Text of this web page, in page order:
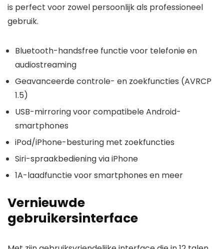
is perfect voor zowel persoonlijk als professioneel
gebruik.
Bluetooth-handsfree functie voor telefonie en
audiostreaming
Geavanceerde controle- en zoekfuncties (AVRCP
1.5)
USB-mirroring voor compatibele Android-
smartphones
iPod/iPhone-besturing met zoekfuncties
Siri-spraakbediening via iPhone
1A-laadfunctie voor smartphones en meer
Vernieuwde
gebruikersinterface